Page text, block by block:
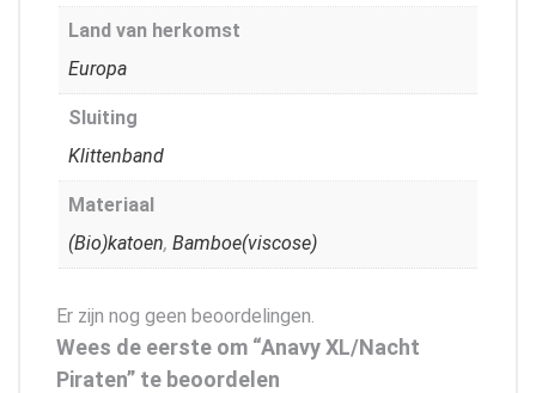
Land van herkomst
Europa
Sluiting
Klittenband
Materiaal
(Bio)katoen, Bamboe(viscose)
Er zijn nog geen beoordelingen.
Wees de eerste om “Anavy XL/Nacht
Piraten” te beoordelen